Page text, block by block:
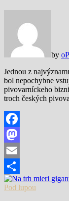
by
Jednou z
bol nepochybne
pivovarníckeho
troch českých
Facebook
Mastodon
Email
Share
Pod lupou